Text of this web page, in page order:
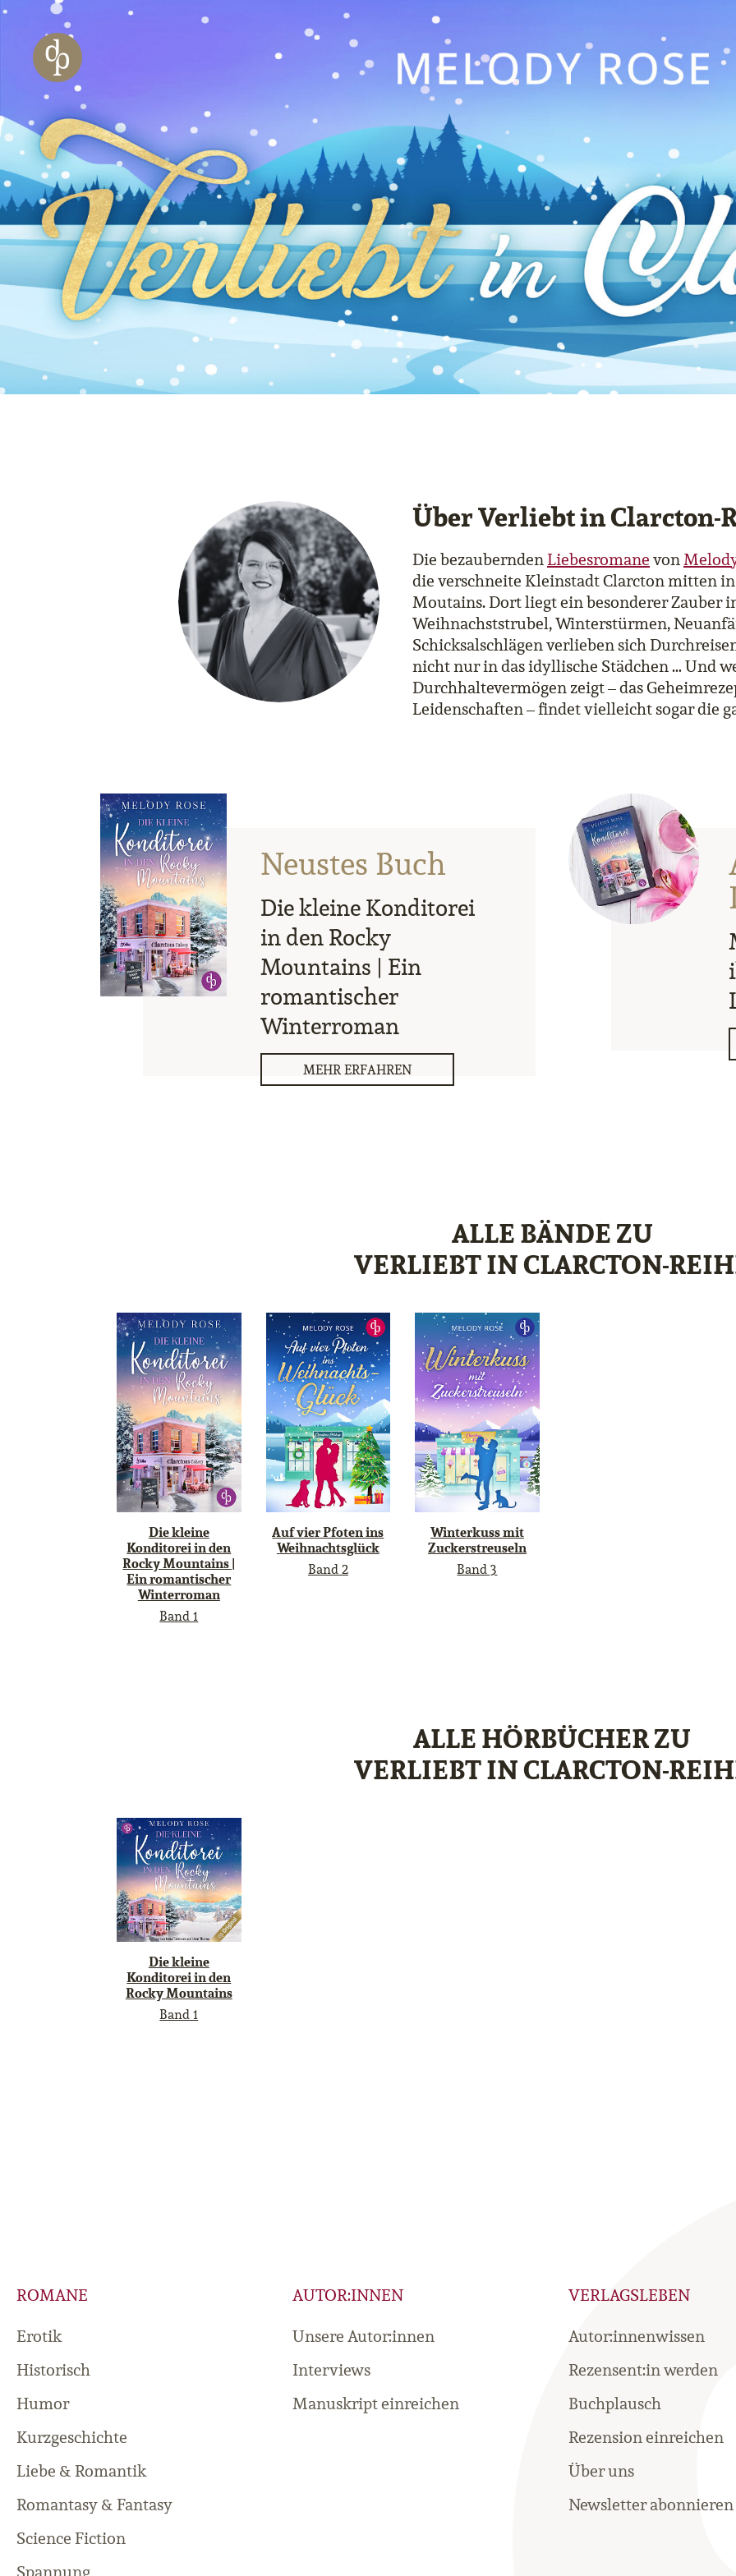
Zum Haupt-Inhalt springen
Zur Navigation springen
Zur Website-Suche springen
Über Verliebt in Clarcton-
Die bezauberndenLiebesromanevon
die verschneite Kleinstadt Clarcton mitten
Moutains. Dort liegt ein besonderer Zauber
Weihnachststrubel, Winterstürmen,
Schicksalschlägen verlieben sich
nicht nur in das idyllische Städchen … Und
Durchhaltevermögen zeigt – das
Leidenschaften – findet vielleicht sogar die
Neustes Buch
Die kleine Konditorei
in den Rocky
Mountains | Ein
romantischer
Winterroman
MEHR ERFAHREN
ALLE BÄNDE ZU
VERLIEBT IN CLARCTON-
Die kleine
Konditorei in den
Rocky Mountains |
Ein romantischer
Winterroman
Band 1
Auf vier Pfoten ins
Weihnachtsglück
Band 2
Winterkuss mit
Zuckerstreuseln
Band 3
ALLE HÖRBÜCHER ZU
VERLIEBT IN CLARCTON-
Die kleine
Konditorei in den
Rocky Mountains
Band 1
ROMANE
Erotik
Historisch
Humor
Kurzgeschichte
Liebe & Romantik
Romantasy & Fantasy
Science Fiction
AUTOR:INNEN
Unsere Autor:innen
Interviews
Manuskript einreichen
VERLAGSLEBEN
Autor:innenwissen
Rezensent:in werden
Buchplausch
Rezension einreichen
Über uns
Newsletter abonnieren